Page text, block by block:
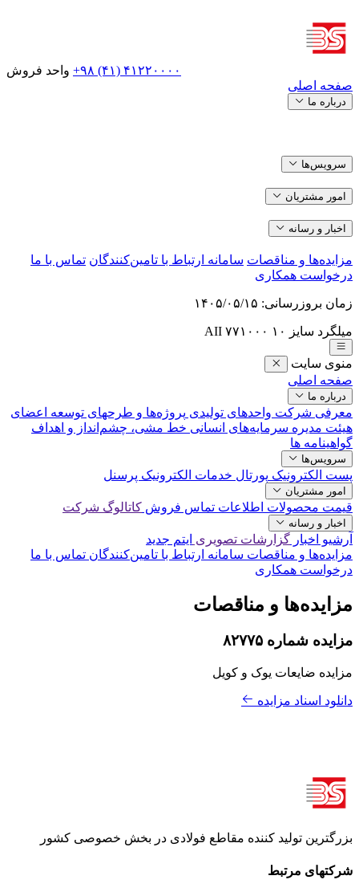
واحد فروش +۹۸ (۴۱) ۴۱۲۲۰۰۰۰
صفحه اصلی
درباره ما
سرویس‌ها
امور مشتریان
اخبار و رسانه
مزایده‌ها و مناقصات سامانه ارتباط با تامین‌کنندگان تماس با ما
درخواست همکاری
زمان بروزرسانی: ۱۴۰۵/۰۵/۱۵
میلگرد سایز ۱۰ AII ۷۷۱۰۰۰
منوی سایت
صفحه اصلی
درباره ما
معرفی شرکت واحدهای تولیدی پروژه‌ها و طرحهای توسعه‌
اعضای
هیئت مدیره سرمایه‌های انسانی خط مشی، چشم‌انداز و اهداف
گواهینامه ها
سرویس‌ها
پست الکترونیک پورتال خدمات الکترونیک پرسنل
امور مشتریان
قیمت محصولات اطلاعات تماس فروش کاتالوگ شرکت
اخبار و رسانه
آرشیو اخبار گزارشات تصویری ایتم جدید
مزایده‌ها و مناقصات سامانه ارتباط با تامین‌کنندگان تماس با ما
درخواست همکاری
مزایده‌ها و مناقصات
مزایده شماره ۸۲۷۷۵
مزایده ضایعات یوک و کویل
دانلود اسناد مزایده
بزرگترین تولید کننده مقاطع فولادی در بخش خصوصی کشور
شرکتهای مرتبط